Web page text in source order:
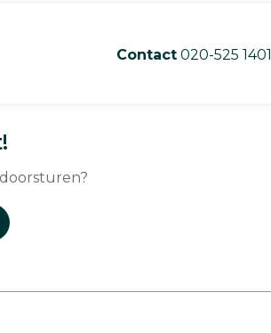
Contact 020-525 1401